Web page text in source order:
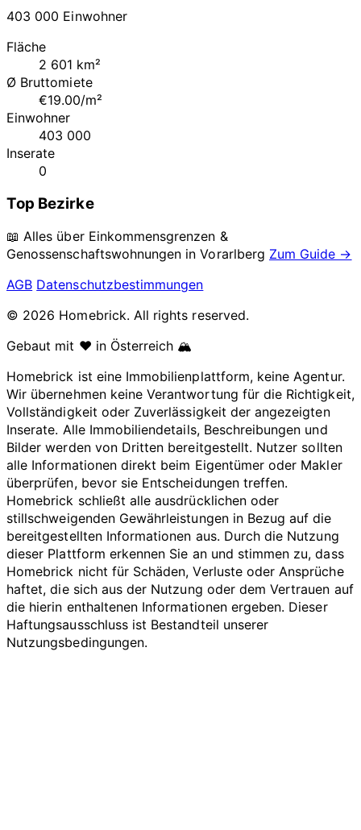
403 000 Einwohner
Fläche
2 601 km²
Ø Bruttomiete
€19.00/m²
Einwohner
403 000
Inserate
0
Top Bezirke
📖 Alles über Einkommensgrenzen &
Genossenschaftswohnungen inVorarlberg Zum Guide →
AGB Datenschutzbestimmungen
© 2026 Homebrick. All rights reserved.
Gebaut mit ❤️ in Österreich 🏔️
Homebrick ist eine Immobilienplattform, keine Agentur.
Wir übernehmen keine Verantwortung für die Richtigkeit,
Vollständigkeit oder Zuverlässigkeit der angezeigten
Inserate. Alle Immobiliendetails, Beschreibungen und
Bilder werden von Dritten bereitgestellt. Nutzer sollten
alle Informationen direkt beim Eigentümer oder Makler
überprüfen, bevor sie Entscheidungen treffen.
Homebrick schließt alle ausdrücklichen oder
stillschweigenden Gewährleistungen in Bezug auf die
bereitgestellten Informationen aus. Durch die Nutzung
dieser Plattform erkennen Sie an und stimmen zu, dass
Homebrick nicht für Schäden, Verluste oder Ansprüche
haftet, die sich aus der Nutzung oder dem Vertrauen auf
die hierin enthaltenen Informationen ergeben. Dieser
Haftungsausschluss ist Bestandteil unserer
Nutzungsbedingungen.